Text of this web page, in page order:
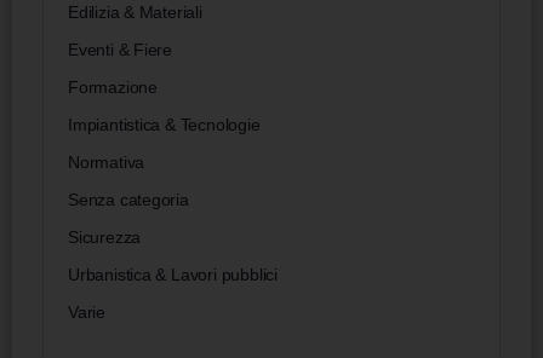
Edilizia & Materiali
Eventi & Fiere
Formazione
Impiantistica & Tecnologie
Normativa
Senza categoria
Sicurezza
Urbanistica & Lavori pubblici
Varie